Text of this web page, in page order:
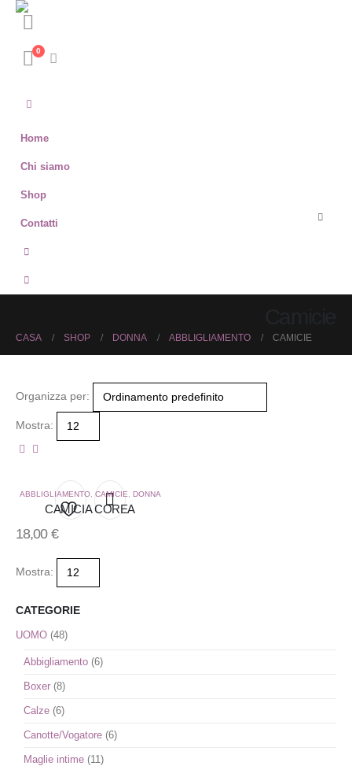
0
Home
Chi siamo
Shop
Contatti
CASA SHOP DONNA ABBLIGLIAMENTO CAMICIE
Organizza per:
Mostra:
Aggiungi
alla
lista
desideri
ABBLIGLIAMENTO, CAMICIE DONNA
CAMICIA COREA
18,00 €
Mostra:
CATEGORIE
UOMO (48)
Abbigliamento (6)
Boxer (8)
Calze (6)
Canotte/Vogatore (6)
Maglie intime (11)